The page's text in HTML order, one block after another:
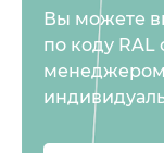
Вы можете
по коду